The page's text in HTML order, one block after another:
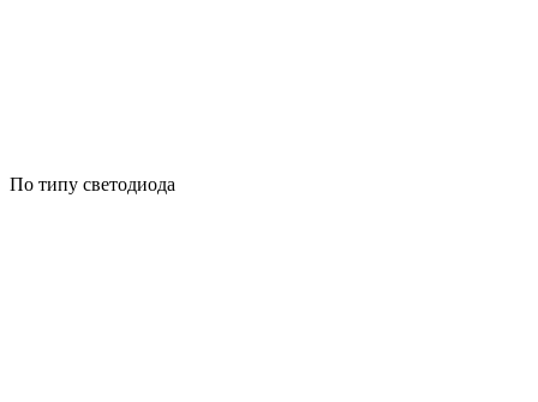
По типу светодиода